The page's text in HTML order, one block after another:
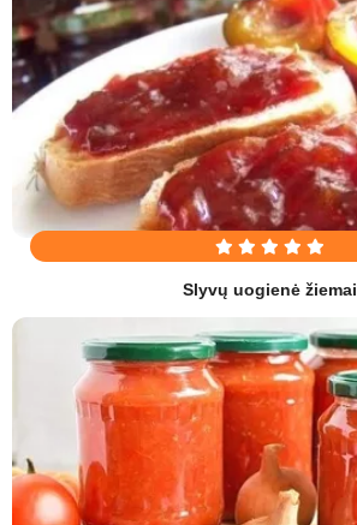
Slyvų uogienė žiemai